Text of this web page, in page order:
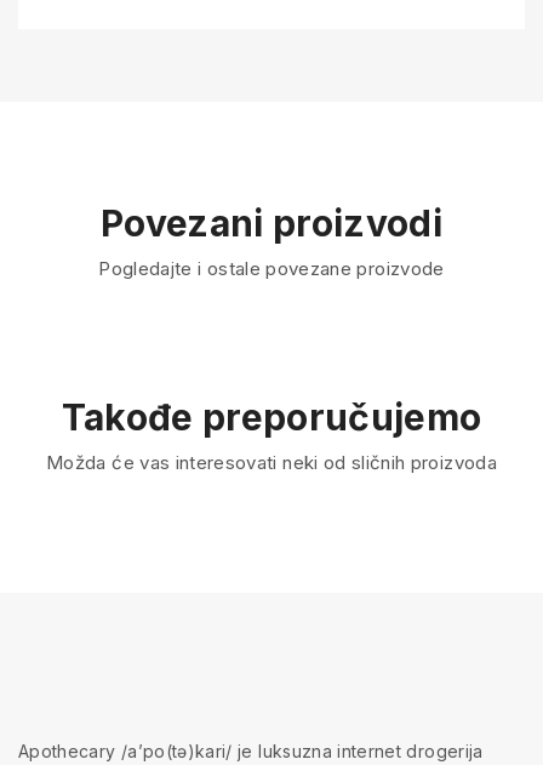
Povezani proizvodi
Pogledajte i ostale povezane proizvode
Takođe preporučujemo
Možda će vas interesovati neki od sličnih proizvoda
Apothecary /a’po(tə)kari/ je luksuzna internet drogerija